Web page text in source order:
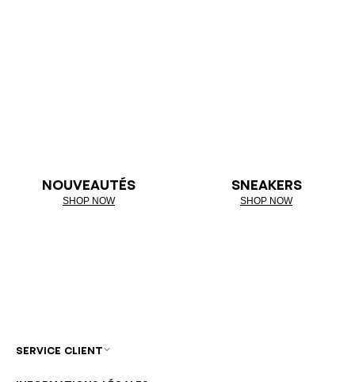
NOUVEAUTÉS
SHOP NOW
SNEAKERS
SHOP NOW
SERVICE CLIENT